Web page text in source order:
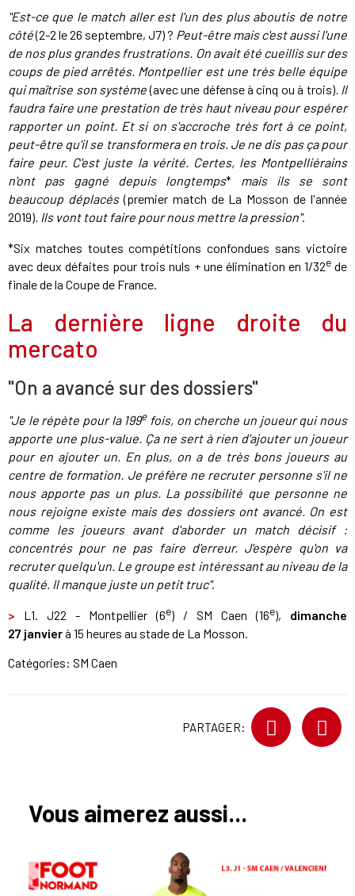
"Est-ce que le match aller est l'un des plus aboutis de notre
côté(2-2 le 26 septembre, J7) ? Peut-être mais c'est aussi l'une
de nos plus grandes frustrations. On avait été cueillis sur des
coups de pied arrêtés. Montpellier est une très belle équipe
qui maîtrise son système(avec une défense à cinq ou à trois). Il
faudra faire une prestation de très haut niveau pour espérer
rapporter un point. Et si on s'accroche très fort à ce point,
peut-être qu'il se transformera en trois. Je ne dis pas ça pour
faire peur. C'est juste la vérité. Certes, les Montpelliérains
n'ont pas gagné depuis longtemps* mais ils se sont
beaucoup déplacés(premier match de La Mosson de l'année
2019). Ils vont tout faire pour nous mettre la pression".
*Six matches toutes compétitions confondues sans victoire
avec deux défaites pour trois nuls + une élimination en 1/32ede
finale de la Coupe de France.
La dernière ligne droite du
mercato
"On a avancé sur des dossiers"
"Je le répète pour la 199efois, on cherche un joueur qui nous
apporte une plus-value. Ça ne sert à rien d'ajouter un joueur
pour en ajouter un. En plus, on a de très bons joueurs au
centre de formation. Je préfère ne recruter personne s'il ne
nous apporte pas un plus. La possibilité que personne ne
nous rejoigne existe mais des dossiers ont avancé. On est
comme les joueurs avant d'aborder un match décisif :
concentrés pour ne pas faire d'erreur. J'espère qu'on va
recruter quelqu'un. Le groupe est intéressant au niveau de la
qualité. Il manque juste un petit truc".
> L1. J22 - Montpellier (6e) / SM Caen (16e), dimanche
27 janvierà 15 heures au stade de La Mosson.
Catégories: SM Caen
PARTAGER:
Vous aimerez aussi...